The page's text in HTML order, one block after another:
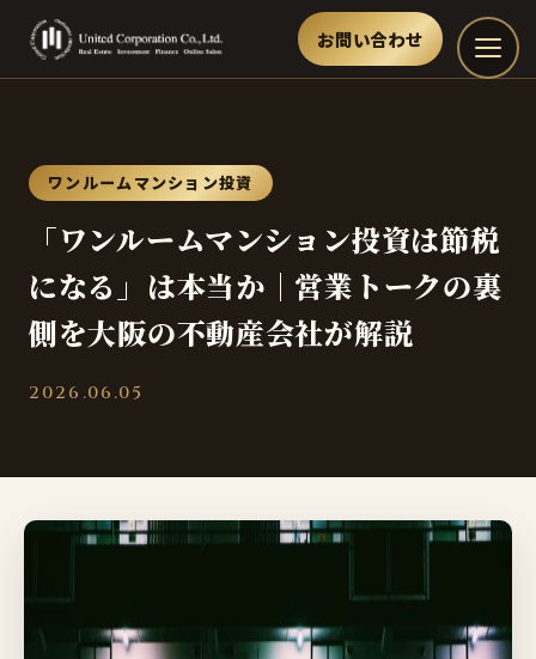
お問い合わせ
ワンルームマンション投資
「ワンルームマンション投資は節税
になる」は本当か｜営業トークの裏
側を大阪の不動産会社が解説
2026.06.05